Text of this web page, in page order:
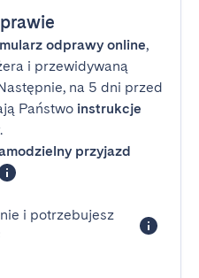
odprawy online,
i przewidywaną
na 5 dni przed
Państwo instrukcje
.
przyjazd
i potrzebujesz